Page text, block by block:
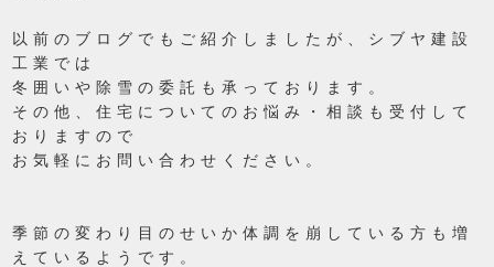
以前のブログでもご紹介しましたが、シブヤ建設
工業では
冬囲いや除雪の委託も承っております。
その他、住宅についてのお悩み・相談も受付して
おりますので
お気軽にお問い合わせください。
季節の変わり目のせいか体調を崩している方も増
えているようです。